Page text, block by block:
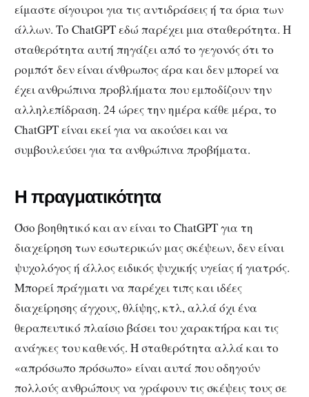
είμαστε σίγουροι για τις αντιδράσεις ή τα όρια των
άλλων. Το ChatGPT εδώ παρέχει μια σταθερότητα. Η
σταθερότητα αυτή πηγάζει από το γεγονός ότι το
ρομπότ δεν είναι άνθρωπος άρα και δεν μπορεί να
έχει ανθρώπινα προβλήματα που εμποδίζουν την
αλληλεπίδραση. 24 ώρες την ημέρα κάθε μέρα, το
ChatGPT είναι εκεί για να ακούσει και να
συμβουλεύσει για τα ανθρώπινα προβήματα.
Η πραγματικότητα
Όσο βοηθητικό και αν είναι το ChatGPT για τη
διαχείρηση των εσωτερικών μας σκέψεων, δεν είναι
ψυχολόγος ή άλλος ειδικός ψυχικής υγείας ή γιατρός.
Μπορεί πράγματι να παρέχει τιπς και ιδέες
διαχείρησης άγχους, θλίψης, κτλ, αλλά όχι ένα
θεραπευτικό πλαίσιο βάσει του χαρακτήρα και τις
ανάγκες του καθενός. Η σταθερότητα αλλά και το
«απρόσωπο πρόσωπο» είναι αυτά που οδηγούν
πολλούς ανθρώπους να γράφουν τις σκέψεις τους σε